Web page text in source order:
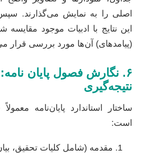
اصلی را به نمایش می‌گذارند.
(پیامدهای) آن‌ها مورد بررسی قرار
۶. نگارش فصول پایان
نتیجه‌گیری
ساختار استاندارد پایان‌نامه
است:
مقدمه (شامل کلیات تحقیق،